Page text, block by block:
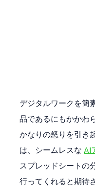
デジタルワークを簡
品であるにもかか
かなりの怒りを引き
は、シームレスな AI
スプレッドシートの
行ってくれると期待